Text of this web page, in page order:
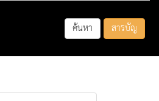
ค้นหา สารบัญ